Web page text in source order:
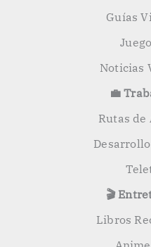
Guías
Noticias
💼
Rutas
🎬
Libros